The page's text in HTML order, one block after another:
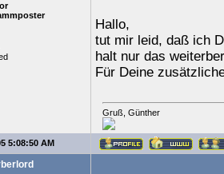
Hallo,
tut mir leid, daß ich
halt nur das
Für Deine
Gruß, Günther
5:08:50 AM